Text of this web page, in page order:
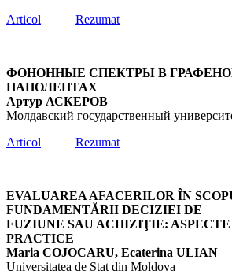
Articol
Rezumat
ФОНОННЫЕ СПЕКТРЫ В
НАНОЛЕНТАХ
Артур АСКЕРОВ
Молдавский государственный
Articol
Rezumat
EVALUAREA AFACERILOR ÎN
FUNDAMENTĂRII DECIZIEI DE
FUZIUNE SAU ACHIZIŢIE:
PRACTICE
Maria COJOCARU, Ecaterina ULIAN
Universitatea de Stat din Moldova